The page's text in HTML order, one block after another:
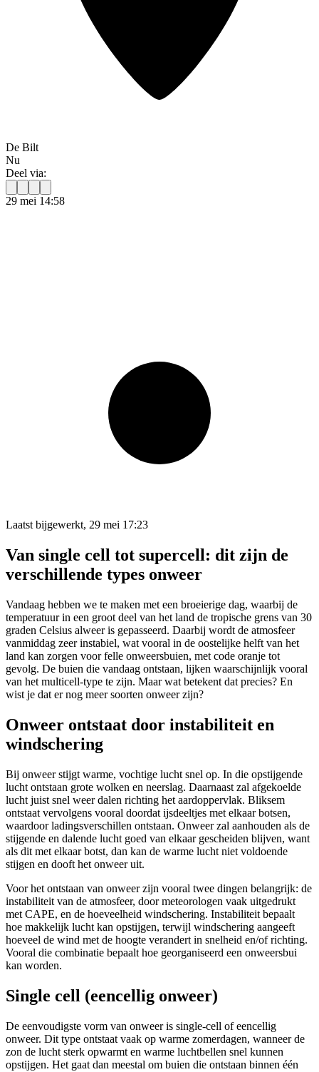
De Bilt
Nu
Deel via:
29 mei 14:58
Laatst bijgewerkt, 29 mei 17:23
Van single cell tot supercell: dit zijn de
verschillende types onweer
Vandaag hebben we te maken met een broeierige dag, waarbij de
temperatuur in een groot deel van het land de tropische grens van 30
graden Celsius alweer is gepasseerd. Daarbij wordt de atmosfeer
vanmiddag zeer instabiel, wat vooral in de oostelijke helft van het
land kan zorgen voor felle onweersbuien, met code oranje tot
gevolg. De buien die vandaag ontstaan, lijken waarschijnlijk vooral
van het multicell-type te zijn. Maar wat betekent dat precies? En
wist je dat er nog meer soorten onweer zijn?
Onweer ontstaat door instabiliteit en
windschering
Bij onweer stijgt warme, vochtige lucht snel op. In die opstijgende
lucht ontstaan grote wolken en neerslag. Daarnaast zal afgekoelde
lucht juist snel weer dalen richting het aardoppervlak. Bliksem
ontstaat vervolgens vooral doordat ijsdeeltjes met elkaar botsen,
waardoor ladingsverschillen ontstaan. Onweer zal aanhouden als de
stijgende en dalende lucht goed van elkaar gescheiden blijven, want
als dit met elkaar botst, dan kan de warme lucht niet voldoende
stijgen en dooft het onweer uit.
Voor het ontstaan van onweer zijn vooral twee dingen belangrijk: de
instabiliteit van de atmosfeer, door meteorologen vaak uitgedrukt
met CAPE, en de hoeveelheid windschering. Instabiliteit bepaalt
hoe makkelijk lucht kan opstijgen, terwijl windschering aangeeft
hoeveel de wind met de hoogte verandert in snelheid en/of richting.
Vooral die combinatie bepaalt hoe georganiseerd een onweersbui
kan worden.
Single cell (eencellig onweer)
De eenvoudigste vorm van onweer is single-cell of eencellig
onweer. Dit type ontstaat vaak op warme zomerdagen, wanneer de
zon de lucht sterk opwarmt en warme luchtbellen snel kunnen
opstijgen. Het gaat dan meestal om buien die ontstaan binnen één